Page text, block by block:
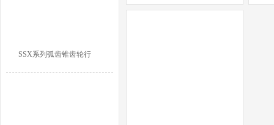
SSX系列弧齿锥齿轮行